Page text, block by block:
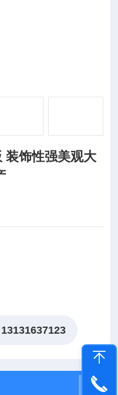
装饰性强美观大
13131637123